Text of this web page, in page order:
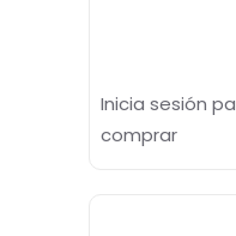
Inicia sesión
comprar